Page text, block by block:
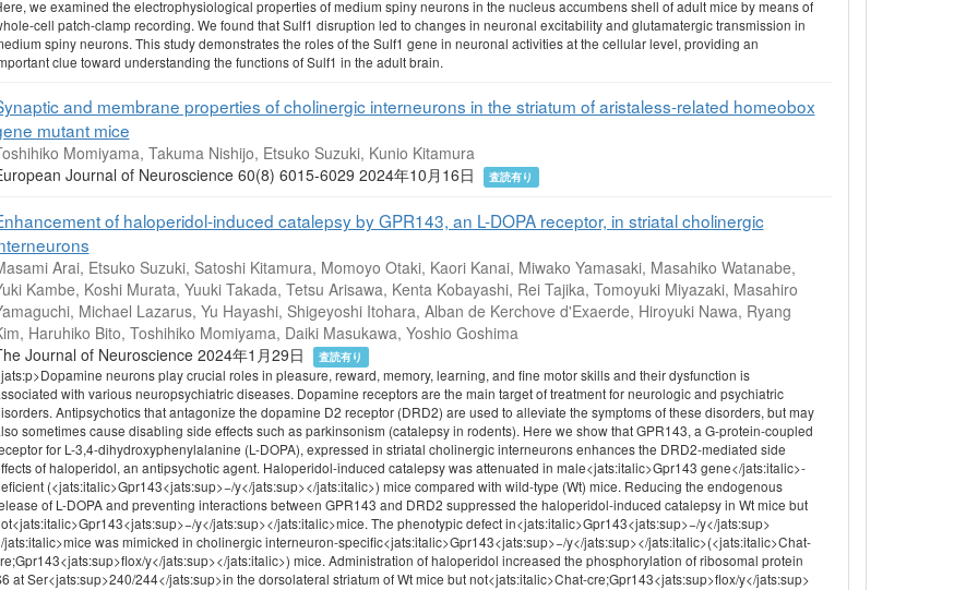
we examined the electrophysiological properties of medium spiny neurons in the nucleus accumbens shell of adult mice by means of
cell patch-clamp recording. We found that Sulf1 disruption led to changes in neuronal excitability and glutamatergic transmission in
spiny neurons. This study demonstrates the roles of the Sulf1 gene in neuronal activities at the cellular level, providing an
clue toward understanding the functions of Sulf1 in the adult brain.
and membrane properties of cholinergic interneurons in the striatum of aristaless‐related homeobox
mutant mice
Momiyama, Takuma Nishijo, Etsuko Suzuki, Kunio Kitamura
Journal of Neuroscience 60(8) 6015-6029 2024年10月16日
査読有り
of haloperidol-induced catalepsy by GPR143, an L-DOPA receptor, in striatal cholinergic
Arai, Etsuko Suzuki, Satoshi Kitamura, Momoyo Otaki, Kaori Kanai, Miwako Yamasaki, Masahiko Watanabe,
Kambe, Koshi Murata, Yuuki Takada, Tetsu Arisawa, Kenta Kobayashi, Rei Tajika, Tomoyuki Miyazaki, Masahiro
Michael Lazarus, Yu Hayashi, Shigeyoshi Itohara, Alban de Kerchove d'Exaerde, Hiroyuki Nawa, Ryang
Haruhiko Bito, Toshihiko Momiyama, Daiki Masukawa, Yoshio Goshima
Journal of Neuroscience 2024年1月29日
査読有り
neurons play crucial roles in pleasure, reward, memory, learning, and fine motor skills and their dysfunction is
with various neuropsychiatric diseases. Dopamine receptors are the main target of treatment for neurologic and psychiatric
Antipsychotics that antagonize the dopamine D2 receptor (DRD2) are used to alleviate the symptoms of these disorders, but may
sometimes cause disabling side effects such as parkinsonism (catalepsy in rodents). Here we show that GPR143, a G-protein-coupled
for L-3,4-dihydroxyphenylalanine (L-DOPA), expressed in striatal cholinergic interneurons enhances the DRD2-mediated side
of haloperidol, an antipsychotic agent. Haloperidol-induced catalepsy was attenuated in male<jats:italic>Gpr143 gene</jats:italic>-
(<jats:italic>Gpr143<jats:sup>−/y</jats:sup></jats:italic>) mice compared with wild-type (Wt) mice. Reducing the endogenous
of L-DOPA and preventing interactions between GPR143 and DRD2 suppressed the haloperidol-induced catalepsy in Wt mice but
y</jats:sup></jats:italic>mice. The phenotypic defect in<jats:italic>Gpr143<jats:sup>−/y</jats:sup>
jats:italic>mice was mimicked in cholinergic interneuron-specific<jats:italic>Gpr143<jats:sup>−/y</jats:sup></jats:italic>(<jats:italic>Chat-
y</jats:sup></jats:italic>) mice. Administration of haloperidol increased the phosphorylation of ribosomal protein
at Ser<jats:sup>240/244</jats:sup>in the dorsolateral striatum of Wt mice but not<jats:italic>Chat-cre;Gpr143<jats:sup>flox/y</jats:sup>